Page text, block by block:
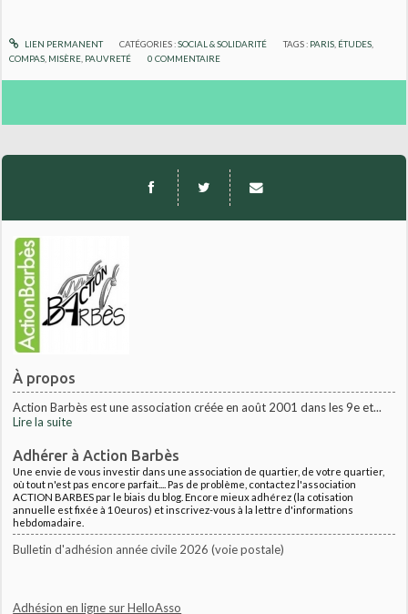
À propos
Action Barbès est une association créée en août 2001 dans les 9e et...
Lire la suite
Adhérer à Action Barbès
Une envie de vous investir dans une association de quartier, de votre quartier,
où tout n'est pas encore parfait.... Pas de problème, contactez l'association
ACTION BARBES par le biais du blog. Encore mieux adhérez (la cotisation
annuelle est fixée à 10euros) et inscrivez-vous à la lettre d'informations
hebdomadaire.
Bulletin d'adhésion année civile 2026 (voie postale)
Adhésion en ligne sur HelloAsso
LIEN PERMANENT CATÉGORIES :SOCIAL & SOLIDARITÉ TAGS : PARIS ÉTUDES
COMPAS MISÈRE PAUVRETÉ 0 COMMENTAIRE